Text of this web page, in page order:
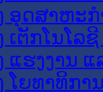
ອຸດສາຫະ
ເຕັກໂນໂລ
ແຮງງານ
ໂຍທາທິກາ